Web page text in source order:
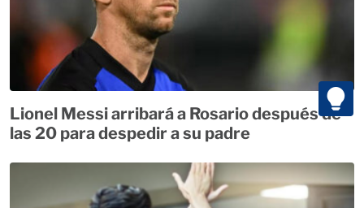
Lionel Messi arribará a Rosario después de
las 20 para despedir a su padre